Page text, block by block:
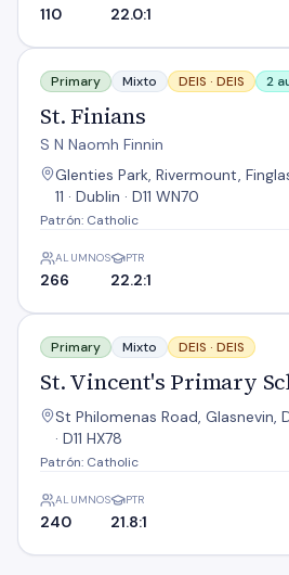
110 22.0:1
St. Finians
Primary Mixto DEIS · DEIS 2
St. Finians
S N Naomh Finnin
Glenties Park, Rivermount,
11 · Dublin · D11 WN70
Patrón: Catholic
ALUMNOS
266
PTR
22.2:1
St. Vincent's Primary School
Primary Mixto DEIS · DEIS
St. Vincent's Primary
St Philomenas Road, Glasnevin,
· D11 HX78
Patrón: Catholic
ALUMNOS
240
PTR
21.8:1